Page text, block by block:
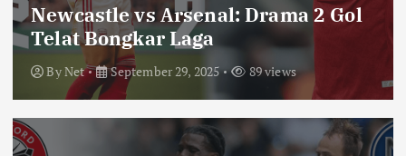
Newcastle vs Arsenal: Drama 2 Gol
Telat Bongkar Laga
ByNet September 29, 2025 89 views